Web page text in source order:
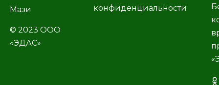
Мази
© 2023 ООО
«ЭДАС»
конфиденциальности